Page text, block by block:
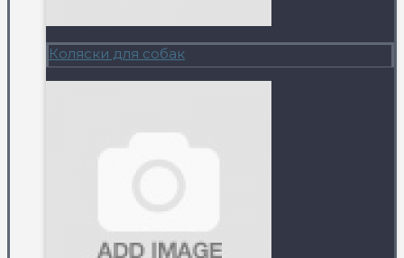
Коляски для собак